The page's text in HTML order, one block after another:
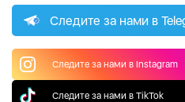
Следите за нами в
Следите за нами в Instagram
Следите за нами в TikTok